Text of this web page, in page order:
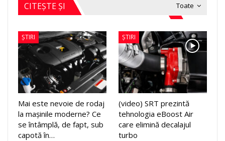
Toate
CITEȘTE ȘI
ȘTIRI
Mai este nevoie de rodaj
la mașinile moderne? Ce
se întâmplă, de fapt, sub
capotă în…
ȘTIRI
(video) SRT prezintă
tehnologia eBoost Air
care elimină decalajul
turbo